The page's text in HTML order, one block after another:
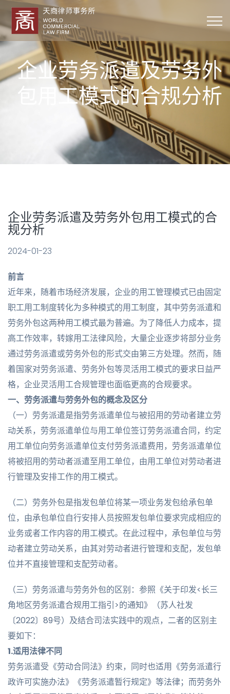
企业劳务派遣及劳务外
包用工模式的合规分析
企业劳务派遣及劳务外包用工模式的合
规分析
2024-01-23
前言
近年来，随着市场经济发展，企业的用工管理模式已由固定
职工用工制度转化为多种模式的用工制度，其中劳务派遣和
劳务外包这两种用工模式最为普遍。为了降低人力成本，提
高工作效率，转嫁用工法律风险，大量企业逐步将部分业务
通过劳务派遣或劳务外包的形式交由第三方处理。然而，随
着国家对劳务派遣、劳务外包等灵活用工模式的要求日益严
格，企业灵活用工合规管理也面临更高的合规要求。
一、 劳务派遣与劳务外包的概念及区分
（一）劳务派遣是指劳务派遣单位与被招用的劳动者建立劳
动关系，劳务派遣单位与用工单位签订劳务派遣合同，约定
用工单位向劳务派遣单位支付劳务派遣费用，劳务派遣单位
将被招用的劳动者派遣至用工单位，由用工单位对劳动者进
行管理及安排工作的用工模式。
（二）劳务外包是指发包单位将某一项业务发包给承包单
位，由承包单位自行安排人员按照发包单位要求完成相应的
业务或者工作内容的用工模式。在此过程中，承包单位与劳
动者建立劳动关系，由其对劳动者进行管理和支配，发包单
位并不直接管理和支配劳动者。
（三）劳务派遣与劳务外包的区别：参照《关于印发<长三
角地区劳务派遣合规用工指引>的通知》（苏人社发
〔2022〕89号）及结合司法实践中的观点，二者的区别主
要如下：
1.适用法律不同
劳务派遣受《劳动合同法》约束，同时也适用《劳务派遣行
政许可实施办法》《劳务派遣暂行规定》等法律；而劳务外